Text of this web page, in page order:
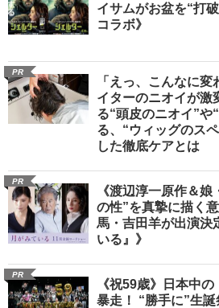
イサムがお盆を“打
コラボ》
PR
「えっ、こんなに
イターのニオイが
る“頭皮のニオイ”や
る、“ウィッグのス
した徹底ケアとは
PR
《渡辺淳一原作＆
の性”を真摯に描く
馬・吉田羊が出演決
いる』》
PR
《祝59歳》日本中
暴走！ “勝手に”生